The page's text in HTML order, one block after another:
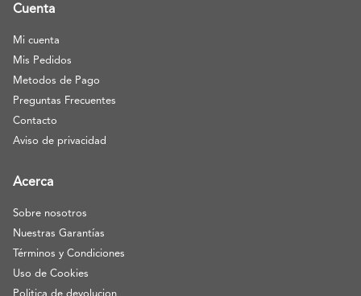
Cuenta
Mi cuenta
Mis Pedidos
Metodos de Pago
Preguntas Frecuentes
Contacto
Aviso de privacidad
Acerca
Sobre nosotros
Nuestras Garantías
Términos y Condiciones
Uso de Cookies